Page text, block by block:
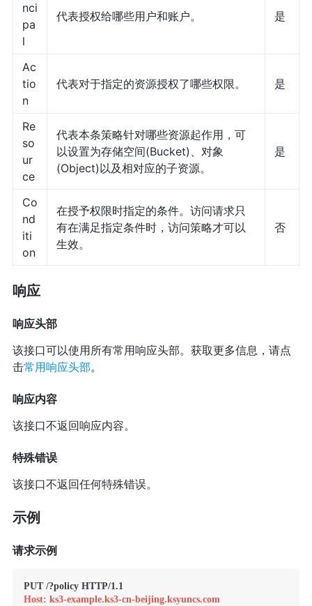
nci
pa
l
代表授权给哪些用户和账户。 是
Ac
tio
n
代表对于指定的资源授权了哪些权限。 是
Re
so
ur
ce
代表本条策略针对哪些资源起作用，可
以设置为存储空间(Bucket)、对象
(Object)以及相对应的子资源。
是
Co
nd
iti
on
在授予权限时指定的条件。访问请求只
有在满足指定条件时，访问策略才可以
生效。
否
响应
响应头部
该接口可以使用所有常用响应头部。获取更多信息，请点
击常用响应头部。
响应内容
该接口不返回响应内容。
特殊错误
该接口不返回任何特殊错误。
示例
请求示例
PUT /?policy HTTP/1.1
Host: ks3-example.ks3-cn-beijing.ksyuncs.com